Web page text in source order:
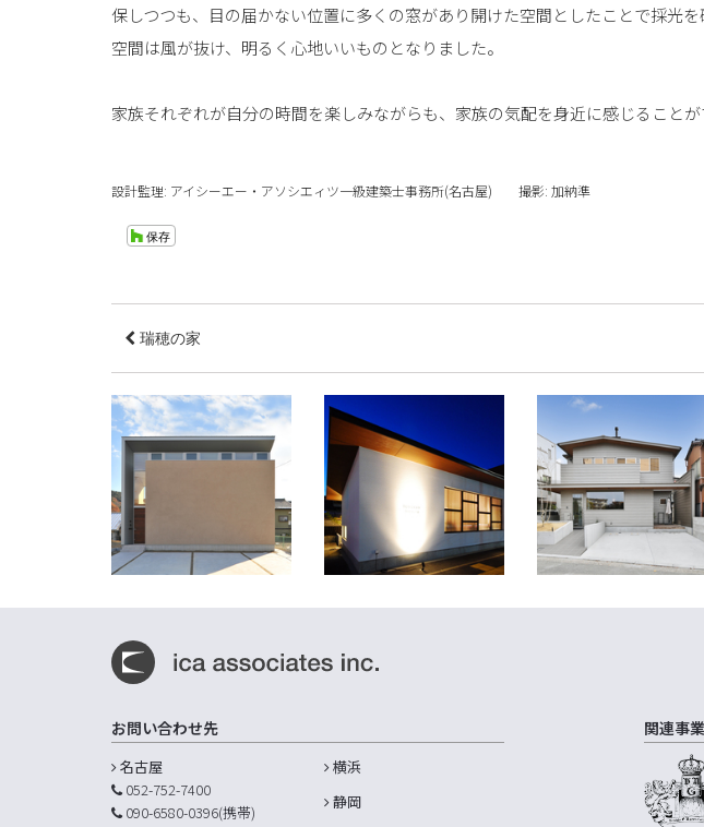
保しつつも、目の届かない位置に多くの窓があり開けた空間としたことで採光
空間は風が抜け、明るく心地いいものとなりました。
家族それぞれが自分の時間を楽しみながらも、家族の気配を身近に感じることが
設計監理: アイシーエー・アソシエィツ一級建築士事務所(名古屋) 撮影: 加納準
瑞穂の家
愛知県春日井市
TOMORAW Dressing
愛知県名古屋市
神籬（ひもろぎ）の家
愛知県名古屋市緑区
お問い合わせ先
名古屋
052-752-7400
090-6580-0396(携帯)
横浜
静岡
関連事業